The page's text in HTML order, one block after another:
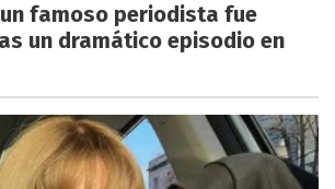
famoso periodista fue
un dramático episodio en